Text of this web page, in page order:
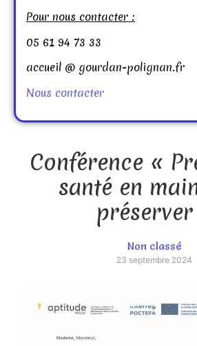
Pour nous contacter :
05 61 94 73 33
accueil @ gourdan-polignan.fr
Nous contacter
Conférence «
santé en
Non classé
23 septembre 2024